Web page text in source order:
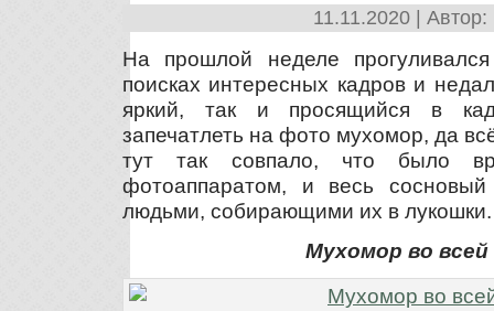
11.11.2020 | Автор:
На прошлой неделе
поисках интересных кадров и
яркий, так и просящийся в
запечатлеть на фото мухомор, да
тут так совпало, что было
фотоаппаратом, и весь
людьми, собирающими их в лукошки.
Мухомор во всей